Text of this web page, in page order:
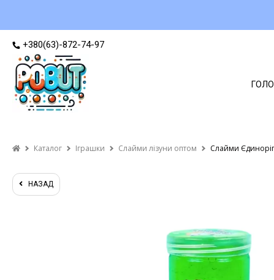
+380(63)-872-74-97
Каталог Іграшки Слайми лізуни оптом Слайми
НАЗАД